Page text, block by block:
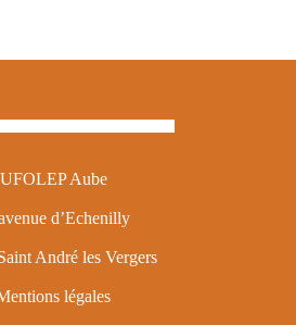
UFOLEP Aube
d’Echenilly
André les Vergers
légales